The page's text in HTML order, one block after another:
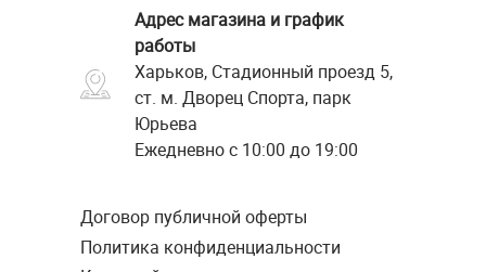
Адрес магазина и график
работы
Харьков, Стадионный проезд 5,
ст. м. Дворец Спорта, парк
Юрьева
Ежедневно с 10:00 до 19:00
Договор публичной оферты
Политика конфиденциальности